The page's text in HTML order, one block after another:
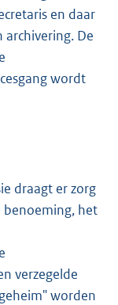
en daar
De
wordt
draagt er zorg
het
verzegelde
worden